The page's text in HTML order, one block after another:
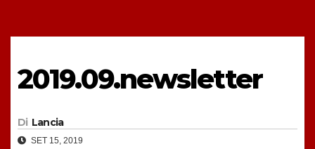
2019.09.newsletter
Di Lancia
SET 15, 2019